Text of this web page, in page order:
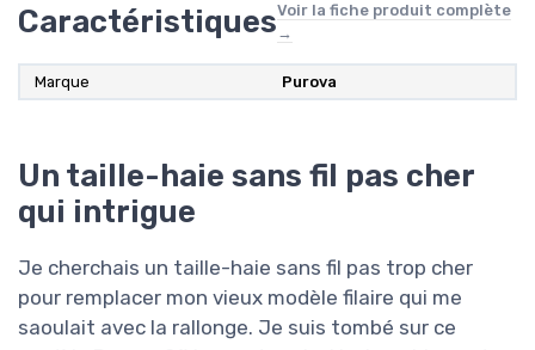
CaractéristiquesVoir la fiche produit complète
→
Marque Purova
Un taille-haie sans fil pas cher
qui intrigue
Je cherchais un taille-haie sans fil pas trop cher
pour remplacer mon vieux modèle filaire qui me
saoulait avec la rallonge. Je suis tombé sur ce